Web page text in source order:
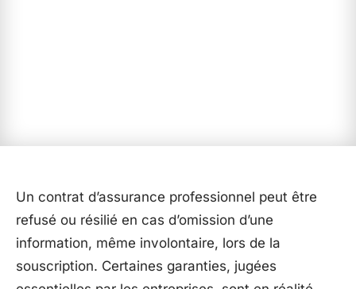
Un contrat d’assurance professionnel peut être
refusé ou résilié en cas d’omission d’une
information, même involontaire, lors de la
souscription. Certaines garanties, jugées